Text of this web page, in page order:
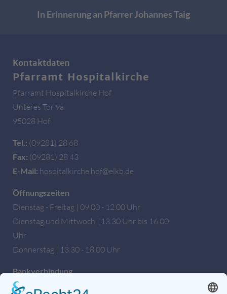
In Erinnerung an Pfarrer Johannes Taig
Kontaktdaten
Pfarramt Hospitalkirche
Pfarramt Hospitalkirche Hof
Unteres Tor 9a
95028 Hof
Tel.: (09281) 28 68
Fax: (09281) 28 43
E-Mail: hospitalkirche.hof@elkb.de
Öffnungszeiten
Dienstag - Freitag | 09.00 - 12.00 Uhr
Dienstag und Mittwoch | 13.30 Uhr bis 16.00
Uhr
Donnerstag | 13.30 - 18.00 Uhr
Bankverbindung
Sparkasse Hochfranken